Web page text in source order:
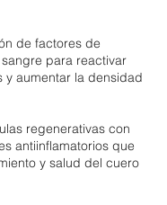
de factores de
para reactivar
y aumentar la densidad
regenerativas con
antiinflamatorios que
y salud del cuero